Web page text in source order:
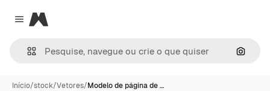
Close menu
Magnific
Início/stock/Vetores/Modelo de página de …